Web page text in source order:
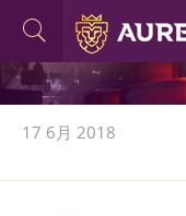
17 6月 2018